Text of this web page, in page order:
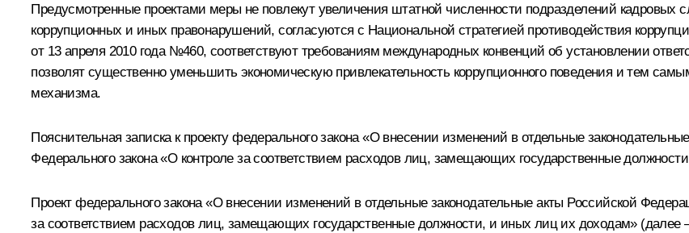
Предусмотренные проектами меры не повлекут увеличения штатной численности подразделений кадровых
коррупционных и иных правонарушений, согласуются с Национальной стратегией противодействия
от 13 апреля 2010 года №460, соответствуют требованиям международных конвенций об установлении
позволят существенно уменьшить экономическую привлекательность коррупционного поведения и тем
механизма.
Пояснительная записка к проекту федерального закона «О внесении изменений в отдельные
Федерального закона «О контроле за соответствием расходов лиц, замещающих государственные
Проект федерального закона «О внесении изменений в отдельные законодательные акты Российской
за соответствием расходов лиц, замещающих государственные должности, и иных лиц их доходам» (далее